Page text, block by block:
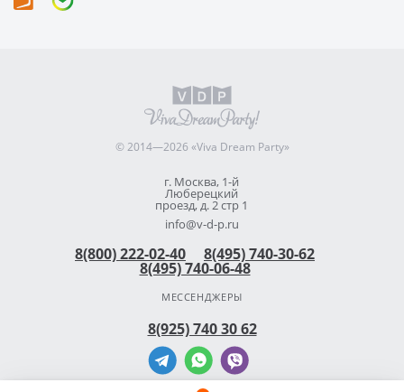
© 2014—2026 «Viva Dream Party»
г. Москва, 1-й
Люберецкий
проезд, д. 2 стр 1
info@v-d-p.ru
8(800) 222-02-40 8(495) 740-30-62
8(495) 740-06-48
МЕССЕНДЖЕРЫ
8(925) 740 30 62